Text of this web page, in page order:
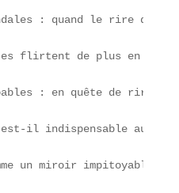
: quand le rire dérape
flirtent de plus en plus
: en quête de rire,
est-il indispensable
un miroir impitoyable,